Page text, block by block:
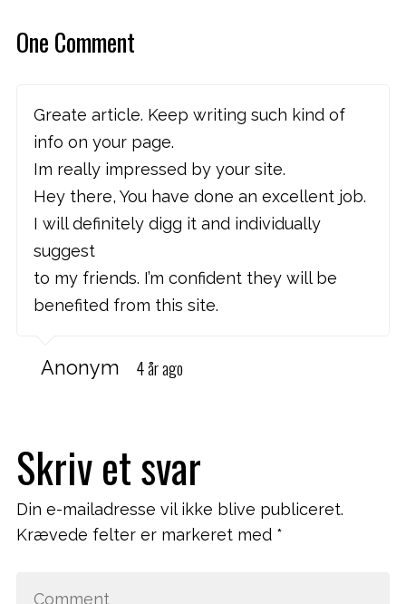
One Comment
Greate article. Keep writing such kind of
info on your page.
Im really impressed by your site.
Hey there, You have done an excellent job.
I will definitely digg it and individually
suggest
to my friends. I’m confident they will be
benefited from this site.
Anonym 4 år ago
Skriv et svar
Din e-mailadresse vil ikke blive publiceret.
Krævede felter er markeret med *